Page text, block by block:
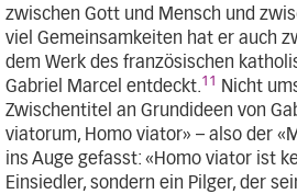
zwischen Gott und Mensch und
viel Gemeinsamkeiten hat er auch
dem Werk des französischen
Gabriel Marcel entdeckt.11
Nicht
Zwischentitel an Grundideen von
viatorum, Homo viator» – also der
ins Auge gefasst: «Homo viator ist
Einsiedler, sondern ein Pilger, der